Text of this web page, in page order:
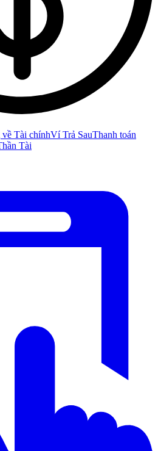
Tài chínhVí Trả SauThanh toán
Tài